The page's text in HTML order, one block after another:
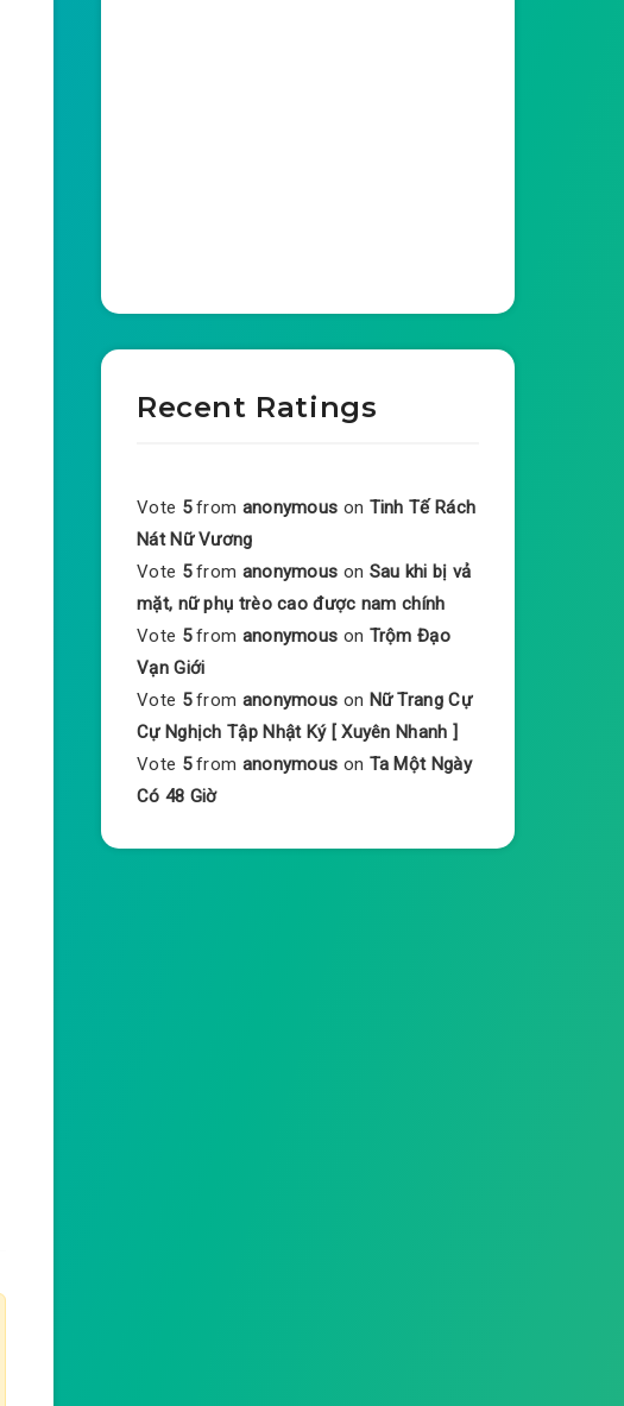
Recent Ratings
Vote 5 from anonymous on Tinh Tế Rách
Nát Nữ Vương
Vote 5 from anonymous on Sau khi bị vả
mặt, nữ phụ trèo cao được nam chính
Vote 5 from anonymous on Trộm Đạo
Vạn Giới
Vote 5 from anonymous on Nữ Trang Cự
Cự Nghịch Tập Nhật Ký [ Xuyên Nhanh ]
Vote 5 from anonymous on Ta Một Ngày
Có 48 Giờ